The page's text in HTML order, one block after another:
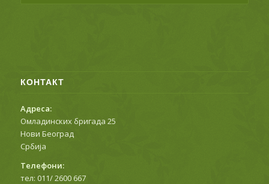
КОНТАКТ
Адреса:
Омладинских бригада 25
Нови Београд
Србија
Телефони:
тел: 011/ 2600 667